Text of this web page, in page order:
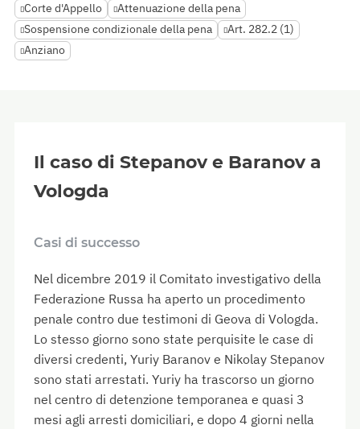
Corte d'Appello
Attenuazione della pena
Sospensione condizionale della pena
Art. 282.2 (1)
Anziano
Il caso di Stepanov e Baranov a
Vologda
Casi di successo
Nel dicembre 2019 il Comitato investigativo della
Federazione Russa ha aperto un procedimento
penale contro due testimoni di Geova di Vologda.
Lo stesso giorno sono state perquisite le case di
diversi credenti, Yuriy Baranov e Nikolay Stepanov
sono stati arrestati. Yuriy ha trascorso un giorno
nel centro di detenzione temporanea e quasi 3
mesi agli arresti domiciliari, e dopo 4 giorni nella